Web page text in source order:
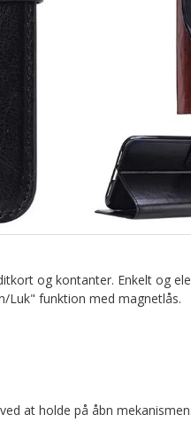
og kontanter. Enkelt og
Luk" funktion med magnetlås.
at holde på åbn mekanismen.